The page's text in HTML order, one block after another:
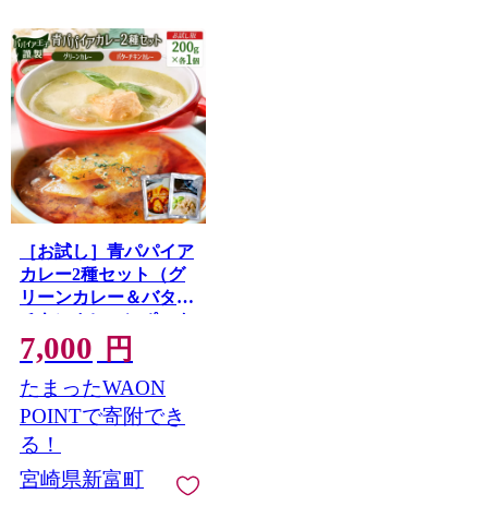
［お試し］青パパイア
カレー2種セット（グ
リーンカレー＆バター
チキンカレー）ポスト
投函【P7】
7,000 円
たまったWAON
POINTで寄附でき
る！
宮崎県新富町